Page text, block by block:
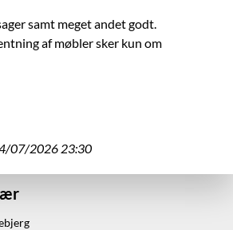
samt meget andet godt.
af møbler sker kun om
07/2026 23:30